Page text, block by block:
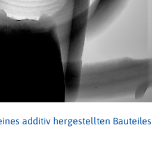
additiv hergestellten Bauteiles